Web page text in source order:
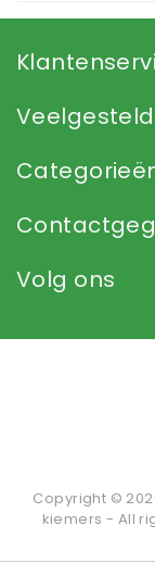
Volg ons
Copyright ©
kiemers - All